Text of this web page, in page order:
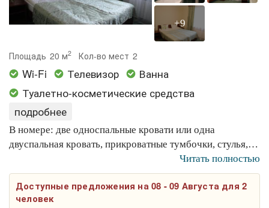
+9
Площадь 20 м2 Кол-во мест 2
Wi-Fi Телевизор
Ванна
Туалетно-косметические средства
подробнее
В номере: две односпальные кровати или одна
двуспальная кровать, прикроватные тумбочки, стулья,
стол с тумбами, зеркало, шкаф с багажной полкой, ТВ,
холодильник, чайник. Ванная комната: ванна, душ,
полотенца, фен, косметические принадлежности, халат,
тапочки.
Читать полностью
Доступные предложения на 08 - 09 Августа для 2
человек